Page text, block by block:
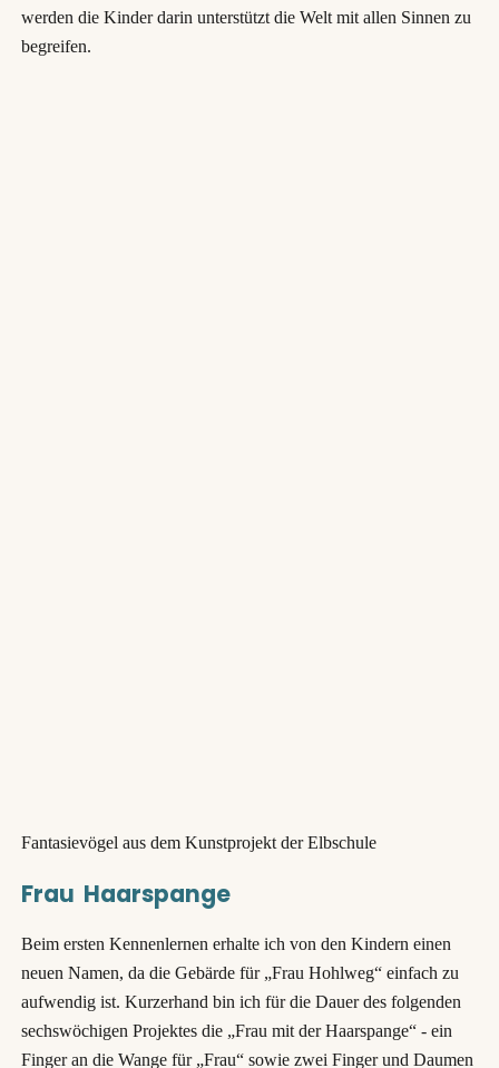
werden die Kinder darin unterstützt die Welt mit allen Sinnen zu
begreifen.
Fantasievögel aus dem Kunstprojekt der Elbschule
Frau Haarspange
Beim ersten Kennenlernen erhalte ich von den Kindern einen
neuen Namen, da die Gebärde für „Frau Hohlweg“ einfach zu
aufwendig ist. Kurzerhand bin ich für die Dauer des folgenden
sechswöchigen Projektes die „Frau mit der Haarspange“ - ein
Finger an die Wange für „Frau“ sowie zwei Finger und Daumen